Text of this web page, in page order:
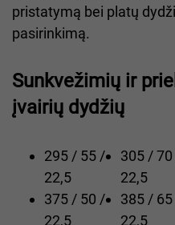
pristatymą bei platų
pasirinkimą.
Sunkvežimių ir
įvairių dydžių
295 / 55 /
22,5
305 /
22,5
375 / 50 /
22,5
385 /
22,5